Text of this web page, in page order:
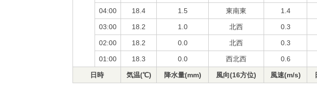
04:00 18.4 1.5 東南東 1.4
03:00 18.2 1.0 北西 0.3
02:00 18.2 0.0 北西 0.3
01:00 18.3 0.0 西北西 0.6
日時 気温(℃) 降水量(mm) 風向(16方位) 風速(m/s)